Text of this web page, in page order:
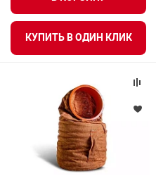
КУПИТЬ В ОДИН КЛИК